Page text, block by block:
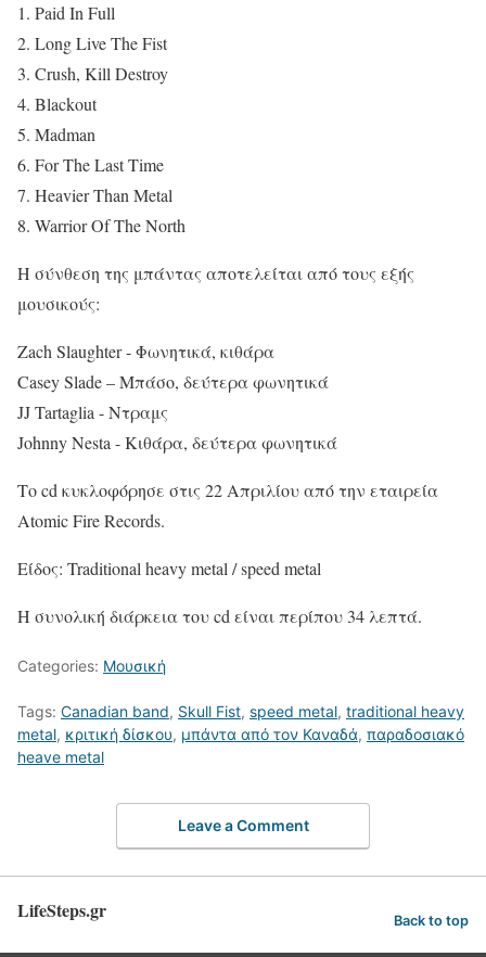
1. Paid In Full
2. Long Live The Fist
3. Crush, Kill Destroy
4. Blackout
5. Madman
6. For The Last Time
7. Heavier Than Metal
8. Warrior Of The North
Η σύνθεση της μπάντας αποτελείται από τους εξής
μουσικούς:
Zach Slaughter - Φωνητικά, κιθάρα
Casey Slade – Μπάσο, δεύτερα φωνητικά
JJ Tartaglia - Ντραμς
Johnny Nesta - Κιθάρα, δεύτερα φωνητικά
Το cd κυκλοφόρησε στις 22 Απριλίου από την εταιρεία
Atomic Fire Records.
Είδος: Traditional heavy metal / speed metal
Η συνολική διάρκεια του cd είναι περίπου 34 λεπτά.
Categories: Μουσική
Tags: Canadian band, Skull Fist, speed metal, traditional heavy
metal, κριτική δίσκου, μπάντα από τον Καναδά, παραδοσιακό
heave metal
Leave a Comment
LifeSteps.gr Back to top